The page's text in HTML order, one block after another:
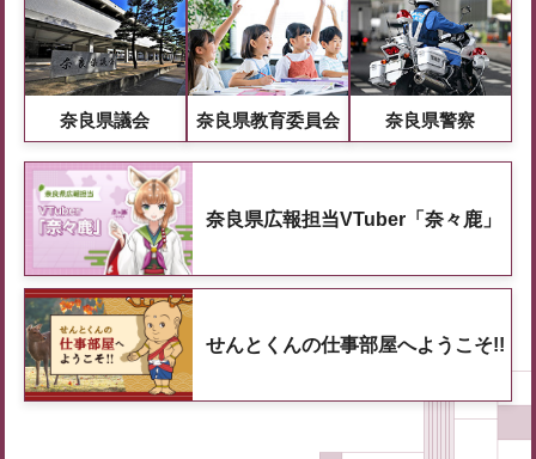
奈良県議会 奈良県教育委員会 奈良県警察
奈良県広報担当VTuber「奈々鹿」
せんとくんの仕事部屋へようこそ!!